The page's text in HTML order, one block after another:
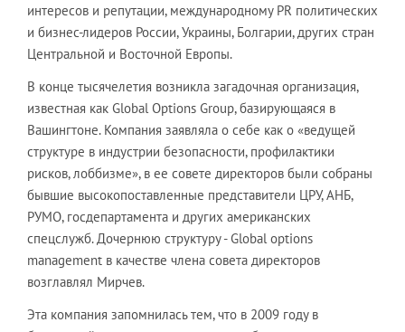
интересов и репутации, международному PR политических
и бизнес-лидеров России, Украины, Болгарии, других стран
Центральной и Восточной Европы.
В конце тысячелетия возникла загадочная организация,
известная как Global Options Group, базирующаяся в
Вашингтоне. Компания заявляла о себе как о «ведущей
структуре в индустрии безопасности, профилактики
рисков, лоббизме», в ее совете директоров были собраны
бывшие высокопоставленные представители ЦРУ, АНБ,
РУМО, госдепартамента и других американских
спецслужб. Дочернюю структуру - Global options
management в качестве члена совета директоров
возглавлял Мирчев.
Эта компания запомнилась тем, что в 2009 году в